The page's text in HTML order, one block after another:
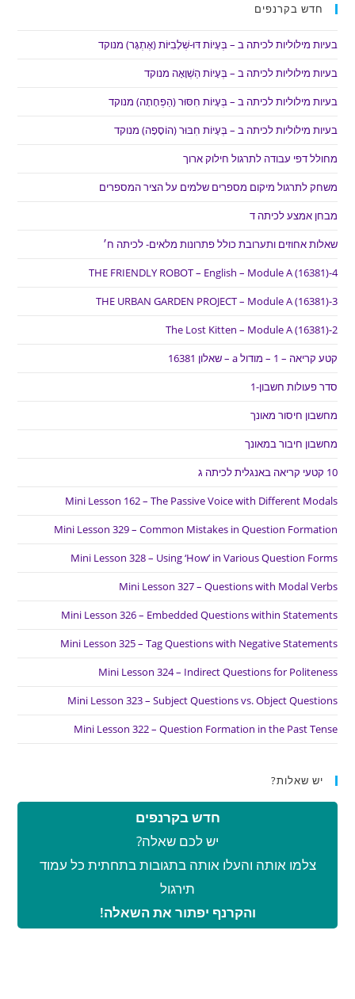
חדש בקרנפים
בעיות מילוליות לכיתה ב – בְּעָיוֹת דּוּ-שְׁלָבִיּוֹת (אֶתְגָּר) מנוקד
בעיות מילוליות לכיתה ב – בְּעָיוֹת הַשְׁוָאָה מנוקד
בעיות מילוליות לכיתה ב – בְּעָיוֹת חִסּוּר (הַפְחָתָה) מנוקד
בעיות מילוליות לכיתה ב – בְּעָיוֹת חִבּוּר (הוֹסָפָה) מנוקד
מחולל דפי עבודה לתרגול חילוק ארוך
משחק לתרגול מיקום מספרים שלמים על הציר המספרים
מבחן אמצע לכיתה ד
שאלות אחוזים ותערובת כולל פתרונות מלאים- לכיתה ח׳
THE FRIENDLY ROBOT – English – Module A (16381)-4
THE URBAN GARDEN PROJECT – Module A (16381)-3
The Lost Kitten – Module A (16381)-2
קטע קריאה – 1 – מודול a – שאלון 16381
סדר פעולות חשבון-1
מחשבון חיסור מאונך
מחשבון חיבור במאונך
10 קטעי קריאה באנגלית לכיתה ג
Mini Lesson 162 – The Passive Voice with Different Modals
Mini Lesson 329 – Common Mistakes in Question Formation
Mini Lesson 328 – Using ‘How’ in Various Question Forms
Mini Lesson 327 – Questions with Modal Verbs
Mini Lesson 326 – Embedded Questions within Statements
Mini Lesson 325 – Tag Questions with Negative Statements
Mini Lesson 324 – Indirect Questions for Politeness
Mini Lesson 323 – Subject Questions vs. Object Questions
Mini Lesson 322 – Question Formation in the Past Tense
יש שאלות?
חדש בקרנפים
יש לכם שאלה?
צלמו אותה והעלו אותה בתגובות בתחתית כל עמוד
תירגול
והקרנף יפתור את השאלה!